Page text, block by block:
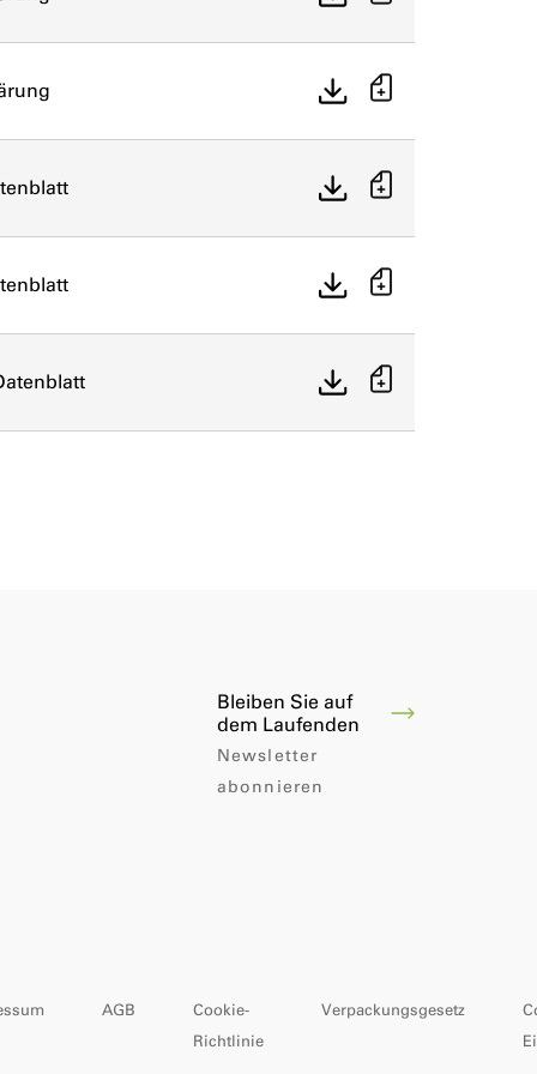
Bleiben Sie auf
dem Laufenden
Newsletter
abonnieren
AGB
Cookie-
Richtlinie
Verpackungsgesetz